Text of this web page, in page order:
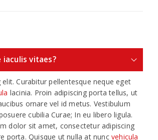
vitaes?
Curabitur pellentesque neque eget
lacinia. Proin adipiscing porta tellus, ut
ornare vel id metus. Vestibulum
cubilia Curae; In eu libero ligula.
dolor sit amet, consectetur adipiscing
porta. Quisque ut nulla at nuncvehicula